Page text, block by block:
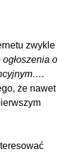
zwykle
o
że nawet